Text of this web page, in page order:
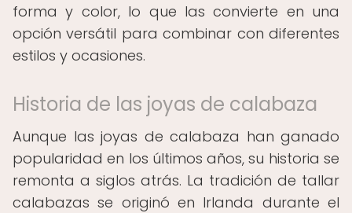
forma y color, lo que las convierte en una
opción versátil para combinar con diferentes
estilos y ocasiones.
Historia de las joyas de calabaza
Aunque las joyas de calabaza han ganado
popularidad en los últimos años, su historia se
remonta a siglos atrás. La tradición de tallar
calabazas se originó en Irlanda durante el